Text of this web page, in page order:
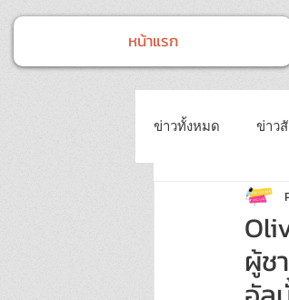
หน้าแรก
ข่าวทั้งหมด ข่าว
ข่าวงานประชุม
ข่าวบันเทิงผู้ช